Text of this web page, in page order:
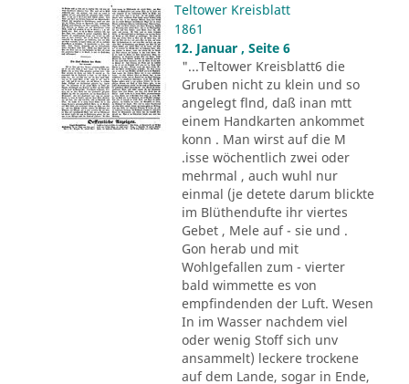
Teltower Kreisblatt
1861
12. Januar , Seite 6
"...Teltower Kreisblatt6 die
Gruben nicht zu klein und so
angelegt flnd, daß inan mtt
einem Handkarten ankommet
konn . Man wirst auf die M
.isse wöchentlich zwei oder
mehrmal , auch wuhl nur
einmal (je detete darum blickte
im Blüthendufte ihr viertes
Gebet , Mele auf - sie und .
Gon herab und mit
Wohlgefallen zum - vierter
bald wimmette es von
empfindenden der Luft. Wesen
In im Wasser nachdem viel
oder wenig Stoff sich unv
ansammelt) leckere trockene
auf dem Lande, sogar in Ende,